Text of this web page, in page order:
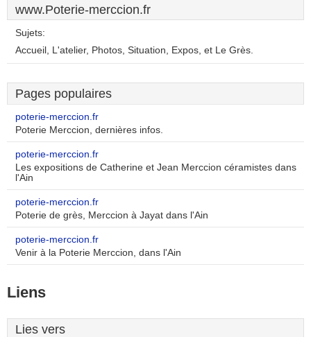
www.Poterie-merccion.fr
Sujets:
Accueil, L'atelier, Photos, Situation, Expos, et Le Grès.
Pages populaires
poterie-merccion.fr
Poterie Merccion, dernières infos.
poterie-merccion.fr
Les expositions de Catherine et Jean Merccion céramistes dans
l'Ain
poterie-merccion.fr
Poterie de grès, Merccion à Jayat dans l'Ain
poterie-merccion.fr
Venir à la Poterie Merccion, dans l'Ain
Liens
Lies vers